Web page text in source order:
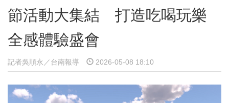
節活動大集結 打造吃喝玩樂
全感體驗盛會
記者吳順永／台南報導 2026-05-08 18:10